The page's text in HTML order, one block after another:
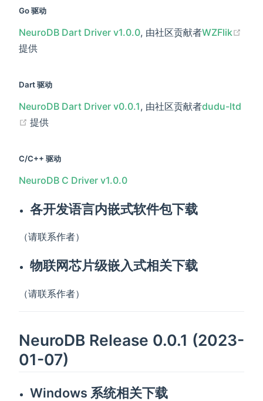
Go 驱动
NeuroDB Dart Driver v1.0.0, 由社区贡献者WZFlik
提供
Dart 驱动
NeuroDB Dart Driver v0.0.1, 由社区贡献者dudu-ltd
(opens new window)
提供
C/C++ 驱动
NeuroDB C Driver v1.0.0
各开发语言内嵌式软件包下载
（请联系作者）
物联网芯片级嵌入式相关下载
（请联系作者）
NeuroDB Release 0.0.1 (2023-
01-07)
Windows 系统相关下载